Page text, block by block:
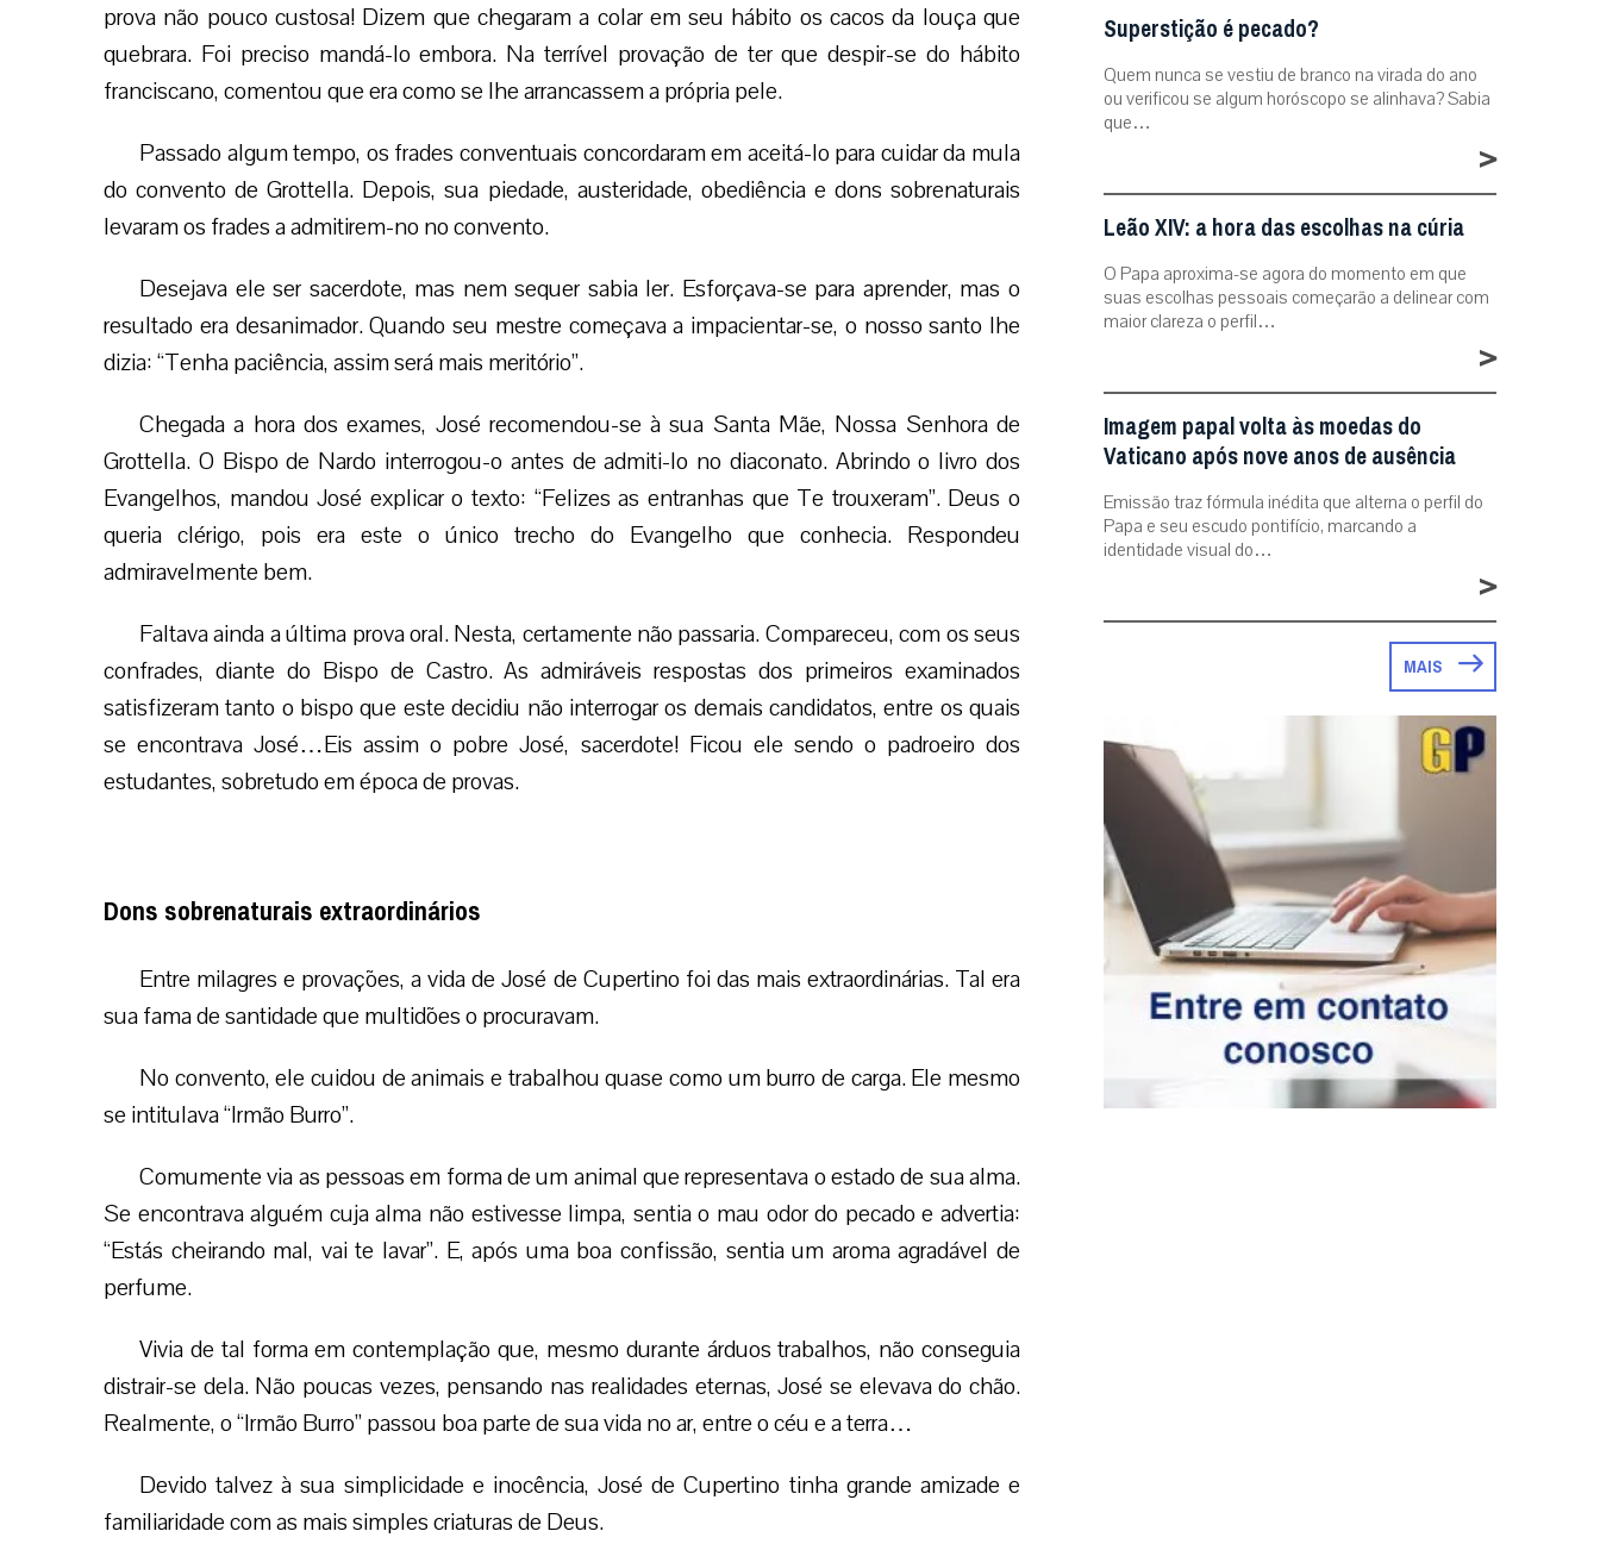
prova não pouco custosa! Dizem que chegaram a colar em seu hábito os cacos da louça que
quebrara. Foi preciso mandá-lo embora. Na terrível provação de ter que despir-se do hábito
franciscano, comentou que era como se lhe arrancassem a própria pele.
Passado algum tempo, os frades conventuais concordaram em aceitá-lo para cuidar da mula
do convento de Grottella. Depois, sua piedade, austeridade, obediência e dons sobrenaturais
levaram os frades a admitirem-no no convento.
Desejava ele ser sacerdote, mas nem sequer sabia ler. Esforçava-se para aprender, mas o
resultado era desanimador. Quando seu mestre começava a impacientar-se, o nosso santo lhe
dizia: “Tenha paciência, assim será mais meritório”.
Chegada a hora dos exames, José recomendou-se à sua Santa Mãe, Nossa Senhora de
Grottella. O Bispo de Nardo interrogou-o antes de admiti-lo no diaconato. Abrindo o livro dos
Evangelhos, mandou José explicar o texto: “Felizes as entranhas que Te trouxeram”. Deus o
queria clérigo, pois era este o único trecho do Evangelho que conhecia. Respondeu
admiravelmente bem.
Faltava ainda a última prova oral. Nesta, certamente não passaria. Compareceu, com os seus
confrades, diante do Bispo de Castro. As admiráveis respostas dos primeiros examinados
satisfizeram tanto o bispo que este decidiu não interrogar os demais candidatos, entre os quais
se encontrava José…Eis assim o pobre José, sacerdote! Ficou ele sendo o padroeiro dos
estudantes, sobretudo em época de provas.
Dons sobrenaturais extraordinários
Entre milagres e provações, a vida de José de Cupertino foi das mais extraordinárias. Tal era
sua fama de santidade que multidões o procuravam.
No convento, ele cuidou de animais e trabalhou quase como um burro de carga. Ele mesmo
se intitulava “Irmão Burro”.
Comumente via as pessoas em forma de um animal que representava o estado de sua alma.
Se encontrava alguém cuja alma não estivesse limpa, sentia o mau odor do pecado e advertia:
“Estás cheirando mal, vai te lavar”. E, após uma boa confissão, sentia um aroma agradável de
perfume.
Vivia de tal forma em contemplação que, mesmo durante árduos trabalhos, não conseguia
distrair-se dela. Não poucas vezes, pensando nas realidades eternas, José se elevava do chão.
Realmente, o “Irmão Burro” passou boa parte de sua vida no ar, entre o céu e a terra…
Devido talvez à sua simplicidade e inocência, José de Cupertino tinha grande amizade e
familiaridade com as mais simples criaturas de Deus.
Superstição é pecado?
Quem nunca se vestiu de branco na virada do ano
ou verificou se algum horóscopo se alinhava? Sabia
que…
>
Leão XIV: a hora das escolhas na cúria
O Papa aproxima-se agora do momento em que
suas escolhas pessoais começarão a delinear com
maior clareza o perfil…
>
Imagem papal volta às moedas do
Vaticano após nove anos de ausência
Emissão traz fórmula inédita que alterna o perfil do
Papa e seu escudo pontifício, marcando a
identidade visual do…
>
MAIS